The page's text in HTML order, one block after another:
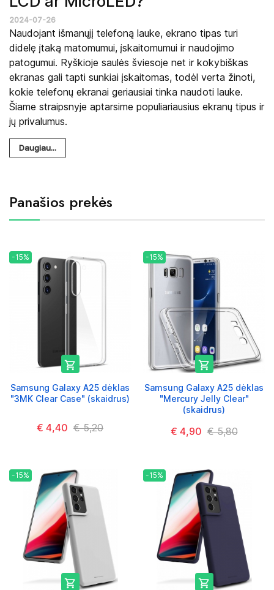
2024-07-26
Naudojant išmanųjį telefoną lauke, ekrano tipas turi
didelę įtaką matomumui, įskaitomumui ir naudojimo
patogumui. Ryškioje saulės šviesoje net ir kokybiškas
ekranas gali tapti sunkiai įskaitomas, todėl verta žinoti,
kokie telefonų ekranai geriausiai tinka naudoti lauke.
Šiame straipsnyje aptarsime populiariausius ekranų tipus ir
jų privalumus.
Daugiau...
Panašios prekės
-15%

Samsung Galaxy A25 dėklas
"3MK Clear Case" (skaidrus)
€ 4,40 € 5,20
-15%

Samsung Galaxy A25 dėklas
"Mercury Jelly Clear"
(skaidrus)
€ 4,90 € 5,80
-15%

-15%
